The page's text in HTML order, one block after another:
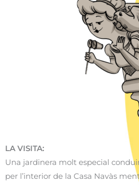
LA VISITA:
Una jardinera molt especial
per l’interior de la Casa Navàs